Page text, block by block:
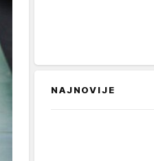
NAJNOVIJE